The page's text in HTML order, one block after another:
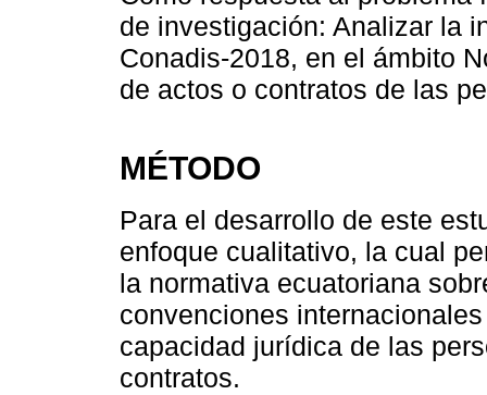
de investigación: Analizar la
Conadis-2018, en el ámbito
de actos o contratos de las
MÉTODO
Para el desarrollo de este
enfoque cualitativo, la cual
la normativa ecuatoriana
convenciones
capacidad jurídica de las
contratos.